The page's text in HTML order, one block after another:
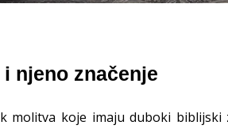
njeno značenje
molitva koje imaju duboki